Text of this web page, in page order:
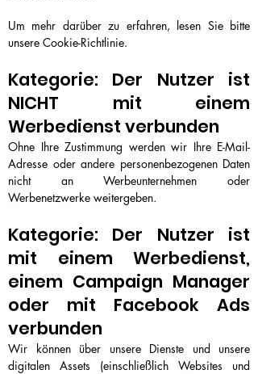
Um mehr darüber zu erfahren, lesen Sie bitte
unsere Cookie-Richtlinie.
Kategorie: Der Nutzer ist
NICHT mit einem
Werbedienst verbunden
Ohne Ihre Zustimmung werden wir Ihre E-Mail-
Adresse oder andere personenbezogenen Daten
nicht an Werbeunternehmen oder
Werbenetzwerke weitergeben.
Kategorie: Der Nutzer ist
mit einem Werbedienst,
einem Campaign Manager
oder mit Facebook Ads
verbunden
Wir können über unsere Dienste und unsere
digitalen Assets (einschließlich Websites und